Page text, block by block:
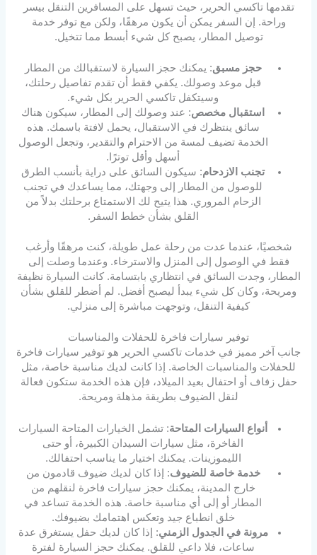
تقدمها تاكسي الحرير، حيث تسهل على المسافرين التنقل بيسر
وراحة. إن السفر يمكن أن يكون مرهقًا، ولكن مع توفر خدمة
توصيل المطار، يصبح كل شيء أبسط مما تتخيل.
حجز مسبق: يمكنك حجز السيارة لاستقبالك من المطار
قبل موعد وصولك. يكفي فقط أن تقدم تفاصيل رحلتك،
وسيتكفل تاكسي الحرير بكل شيء.
استقبال مخصص: عند وصولك إلى المطار، سيكون هناك
سائق ينتظرك في الاستقبال، يحمل لافتة باسمك. هذه
الخدمة تضيف لمسة من الاحترام والتقدير، وتجعل الوصول
أسهل وأقل توترًا.
تجنب الازدحام: سيكون السائق على دراية بأنسب الطرق
للوصول من المطار إلى وجهتك، مما يساعدك في تجنب
الزحام المروري. هذا يتيح لك الاستمتاع برحلتك بدلاً من
القلق بشأن خطط السفر.
شخصيًا، عندما عدت من رحلة عمل طويلة، كنت مرهقًا وأرغب
فقط في الوصول إلى المنزل والاسترخاء. وعندما وصلت إلى
المطار، وجدت السائق في انتظاري بابتسامة. كانت السيارة نظيفة
ومريحة، وكان كل شيء يبدأ ليصبح أفضل. لم أضطر للقلق بشأن
كيفية التنقل، وتوجهت مباشرة إلى منزلي.
توفير سيارات فاخرة للحفلات والمناسبات
جانب آخر مميز في خدمات تاكسي الحرير هو توفير سيارات فاخرة
للحفلات والمناسبات الخاصة. إذا كانت لديك مناسبة خاصة، مثل
حفل زفاف أو احتفال بعيد الميلاد، فإن هذه الخدمة ستكون فعالة
لنقل الضيوف بطريقة مذهلة ومريحة.
أنواع السيارات المتاحة: تشمل الخيارات المتاحة السيارات
الفاخرة، مثل سيارات السيدان الكبيرة، أو حتى
الليموزينات. يمكنك اختيار ما يناسب احتفالك.
خدمة خاصة للضيوف: إذا كان لديك ضيوف قادمون من
خارج المدينة، يمكنك حجز سيارات فاخرة لنقلهم من
المطار أو إلى أي مناسبة خاصة. هذه الخدمة تساعد في
خلق انطباع جيد وتعكس اهتمامك بضيوفك.
مرونة في الجدول الزمني: إذا كان لديك حفل يستغرق عدة
ساعات، فلا داعي للقلق. يمكنك حجز السيارة لفترة